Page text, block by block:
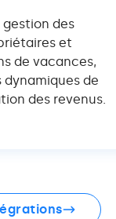
des
et
de vacances,
de
des revenus.